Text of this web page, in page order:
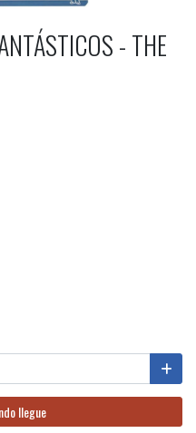
- THE
llegue